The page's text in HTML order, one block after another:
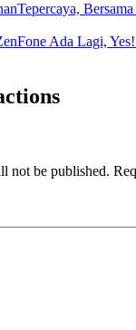
Ada Lagi,
not be published.